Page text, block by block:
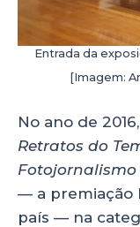
Entrada da
[Imagem:
No ano de
Retratos do
Fotojornalismo
— a premiação
país — na